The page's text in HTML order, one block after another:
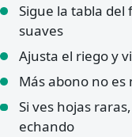
Sigue la tabla del
suaves
Ajusta el riego y
Más abono no
Si ves hojas
echando